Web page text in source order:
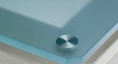
mesa bm 7580
mesas e bases de
mesa
/ mb